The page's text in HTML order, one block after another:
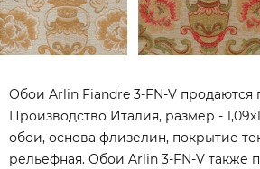
Обои Arlin Fiandre 3-FN-V продаются
Производство Италия, размер -
обои, основа флизелин, покрытие
рельефная. Обои Arlin 3-FN-V также